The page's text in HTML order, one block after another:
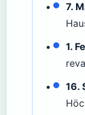
7.
1.
16.